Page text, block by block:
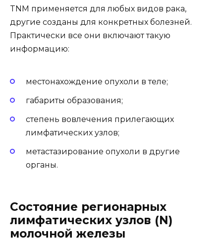
TNM применяется для любых видов рака,
другие созданы для конкретных болезней.
Практически все они включают такую
информацию:
местонахождение опухоли в теле;
габариты образования;
степень вовлечения прилегающих
лимфатических узлов;
метастазирование опухоли в другие
органы.
Состояние регионарных
лимфатических узлов (N)
молочной железы